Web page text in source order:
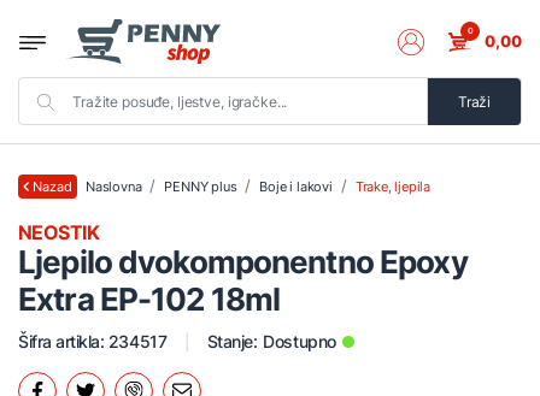
Traži
0 0,00
Nazad Naslovna PENNY plus Boje i lakovi Trake, ljepila
Ljepilo dvokomponentno Epoxy
Extra EP-102 18ml
NEOSTIK
Šifra artikla: 234517 Stanje: Dostupno